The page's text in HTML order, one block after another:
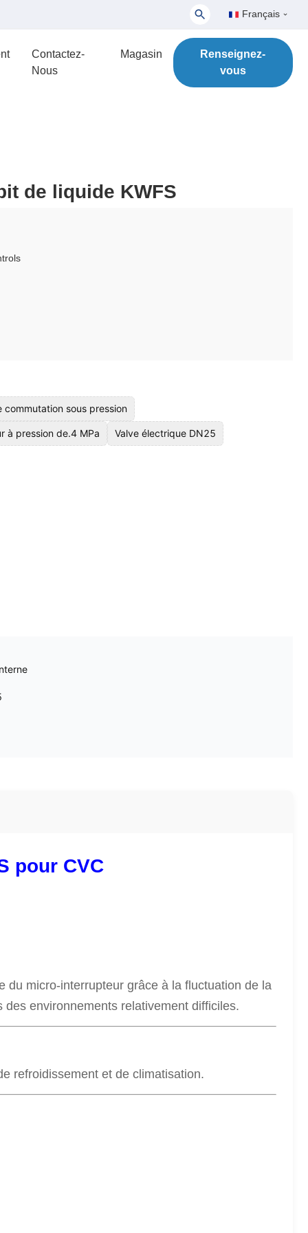
Français
Contactez-
Nous
Magasin
Renseignez-
vous
de liquide KWFS
commutation sous pression
à pression de.4 MPa Valve électrique DN25
pour CVC
du micro-interrupteur grâce à la fluctuation de la
environnements relativement difficiles.
refroidissement et de climatisation.